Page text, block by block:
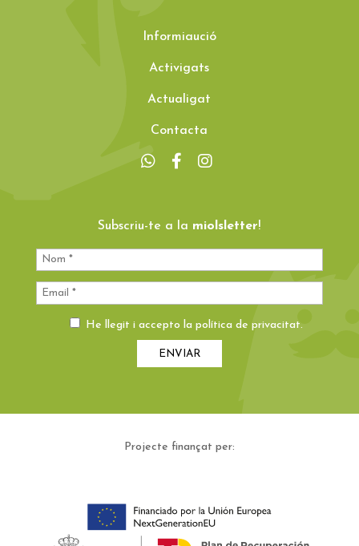
Informiaució
Activigats
Actualigat
Contacta
Subscriu-te a la miolsletter!
He llegit i accepto lapolítica de privacitat.
Projecte finançat per: